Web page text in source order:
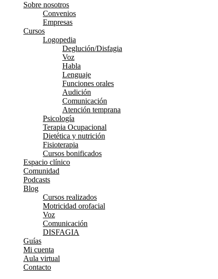
Sobre nosotros
Convenios
Empresas
Cursos
Logopedia
Deglución/Disfagia
Voz
Habla
Lenguaje
Funciones orales
Audición
Comunicación
Atención temprana
Psicología
Terapia Ocupacional
Dietética y nutrición
Fisioterapia
Cursos bonificados
Espacio clínico
Comunidad
Podcasts
Blog
Cursos realizados
Motricidad orofacial
Voz
Comunicación
DISFAGIA
Guías
Mi cuenta
Aula virtual
Contacto